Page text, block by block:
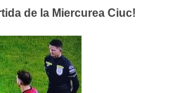
de la Miercurea Ciuc!